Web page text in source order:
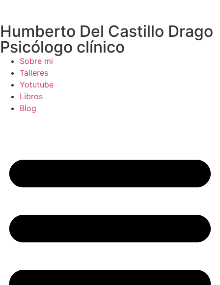
Humberto Del Castillo Drago
Psicólogo clínico
Sobre mi
Talleres
Yotutube
Libros
Blog